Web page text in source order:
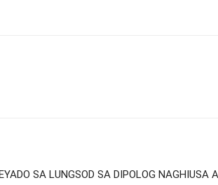
SA LUNGSOD SA DIPOLOG NAGHIUSA